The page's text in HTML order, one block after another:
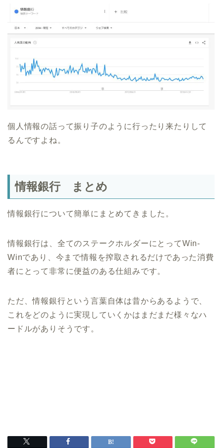
個人情報の話って振り子のように行ったり来たりして
るんですよね。
情報銀行 まとめ
情報銀行について簡単にまとめてきました。
情報銀行は、全てのステークホルダーにとってWin-
Winであり、今まで情報を搾取されるだけであった消費
者にとって非常に便益のある仕組みです。
ただ、情報銀行という言葉自体は昔からあるようで、
これをどのように実現していくかはまだまだ様々なハ
ードルがありそうです。